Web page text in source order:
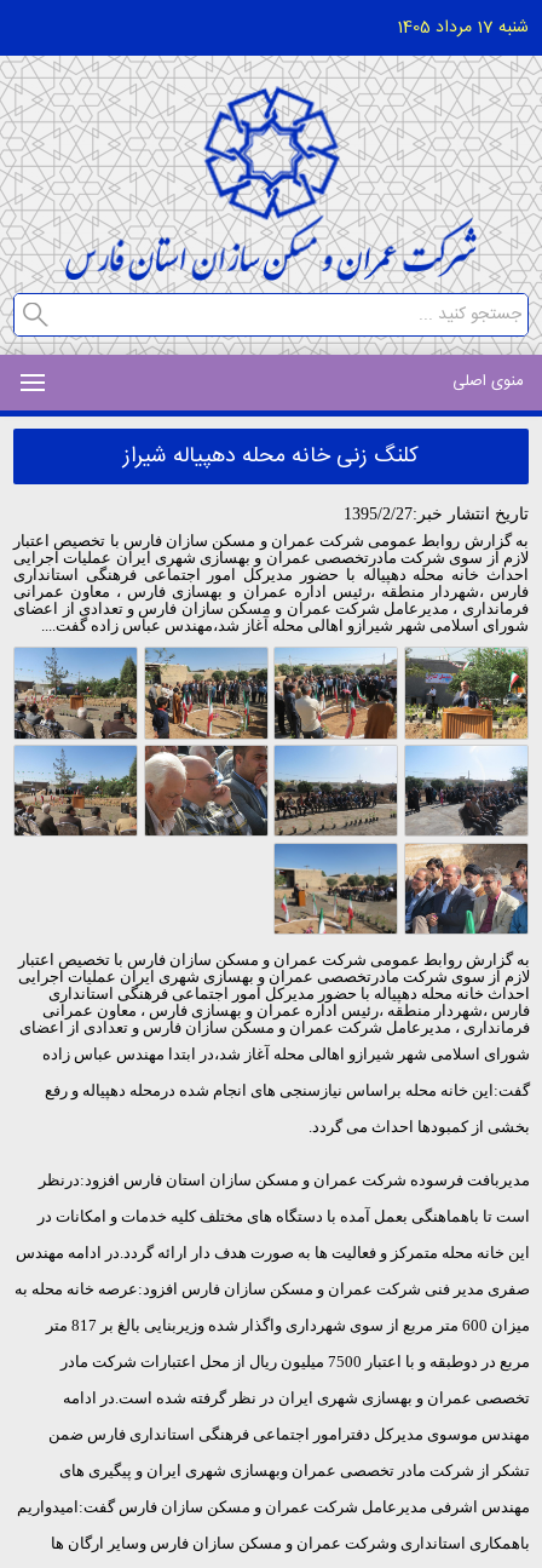
شنبه 17 مرداد 1405
منوی اصلی
کلنگ زنی خانه محله دهپیاله شیراز
تاریخ انتشار خبر:1395/2/27
به گزارش روابط عمومی شرکت عمران و مسکن سازان فارس با تخصیص اعتبار
لازم از سوی شرکت مادرتخصصی عمران و بهسازی شهری ایران عملیات اجرایی
احداث خانه محله دهپیاله با حضور مدیرکل امور اجتماعی فرهنگی استانداری
فارس ،شهردار منطقه ،رئیس اداره عمران و بهسازی فارس ، معاون عمرانی
فرمانداری ، مدیرعامل شرکت عمران و مسکن سازان فارس و تعدادی از اعضای
شورای اسلامی شهر شیرازو اهالی محله آغاز شد،مهندس عباس زاده گفت....
به گزارش روابط عمومی شرکت عمران و مسکن سازان فارس با تخصیص اعتبار
لازم از سوی شرکت مادرتخصصی عمران و بهسازی شهری ایران عملیات اجرایی
احداث خانه محله دهپیاله با حضور مدیرکل امور اجتماعی فرهنگی استانداری
فارس ،شهردار منطقه ،رئیس اداره عمران و بهسازی فارس ، معاون عمرانی
فرمانداری ، مدیرعامل شرکت عمران و مسکن سازان فارس و تعدادی از اعضای
شورای اسلامی شهر شیرازو اهالی محله آغاز شد،در ابتدا مهندس عباس زاده
گفت:این خانه محله براساس نیازسنجی های انجام شده درمحله دهپیاله و رفع
بخشی از کمبودها احداث می گردد.
مدیربافت فرسوده شرکت عمران و مسکن سازان استان فارس افزود:درنظر
است تا باهماهنگی بعمل آمده با دستگاه های مختلف کلیه خدمات و امکانات در
این خانه محله متمرکز و فعالیت ها به صورت هدف دار ارائه گردد.در ادامه مهندس
صفری مدیر فنی شرکت عمران و مسکن سازان فارس افزود:عرصه خانه محله به
میزان 600 متر مربع از سوی شهرداری واگذار شده وزیربنایی بالغ بر 817 متر
مربع در دوطبقه و با اعتبار 7500 میلیون ریال از محل اعتبارات شرکت مادر
تخصصی عمران و بهسازی شهری ایران در نظر گرفته شده است.در ادامه
مهندس موسوی مدیرکل دفترامور اجتماعی فرهنگی استانداری فارس ضمن
تشکر از شرکت مادر تخصصی عمران وبهسازی شهری ایران و پیگیری های
مهندس اشرفی مدیرعامل شرکت عمران و مسکن سازان فارس گفت:امیدواریم
باهمکاری استانداری وشرکت عمران و مسکن سازان فارس وسایر ارگان ها